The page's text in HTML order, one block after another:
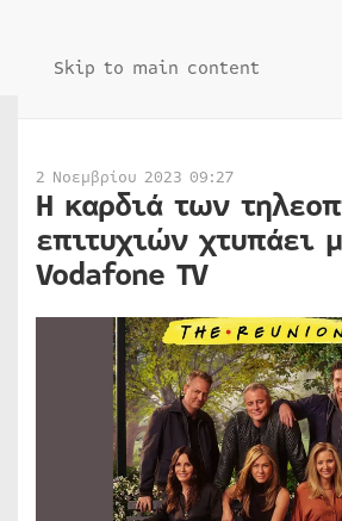
Skip to main content
2 Νοεμβρίου 2023 09:27
Η καρδιά των
επιτυχιών χτυπάει
Vodafone TV